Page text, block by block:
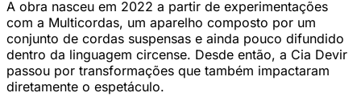
A obra nasceu em 2022 a partir de experimentações
com a Multicordas, um aparelho composto por um
conjunto de cordas suspensas e ainda pouco difundido
dentro da linguagem circense. Desde então, a Cia Devir
passou por transformações que também impactaram
diretamente o espetáculo.